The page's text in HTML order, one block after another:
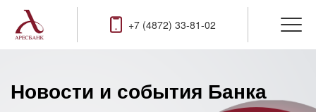
+7 (4872) 33-81-02
Новости и события Банка